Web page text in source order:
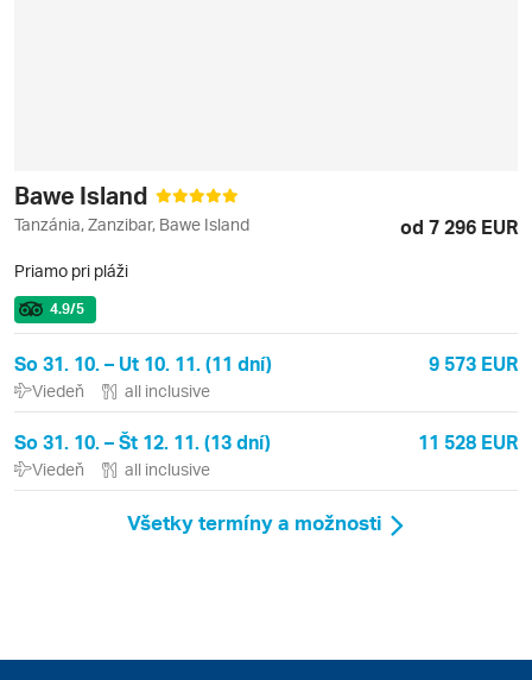
Bawe Island
Tanzánia, Zanzibar, Bawe Island od 7 296 EUR
Priamo pri pláži
4.9/5
So 31. 10. – Ut 10. 11. (11 dní) 9 573 EUR
Viedeň all inclusive
So 31. 10. – Št 12. 11. (13 dní) 11 528 EUR
Viedeň all inclusive
Všetky termíny a možnosti